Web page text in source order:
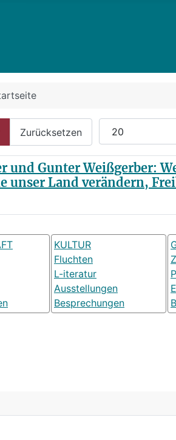
Zurücksetzen
Anzeige #
und Gunter Weißgerber:
unser Land verändern,
KULTUR
Fluchten
L-iteratur
Ausstellungen
Besprechungen